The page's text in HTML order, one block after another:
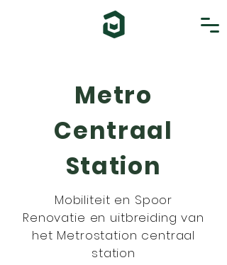
Metro
Centraal
Station
Mobiliteit en Spoor
Renovatie en uitbreiding van
het Metrostation centraal
station